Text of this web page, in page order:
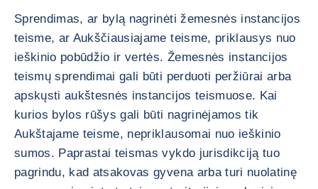
Sprendimas, ar bylą nagrinėti žemesnės instancijos
teisme, ar Aukščiausiajame teisme, priklausys nuo
ieškinio pobūdžio ir vertės. Žemesnės instancijos
teismų sprendimai gali būti perduoti peržiūrai arba
apskųsti aukštesnės instancijos teismuose. Kai
kurios bylos rūšys gali būti nagrinėjamos tik
Aukštajame teisme, nepriklausomai nuo ieškinio
sumos. Paprastai teismas vykdo jurisdikciją tuo
pagrindu, kad atsakovas gyvena arba turi nuolatinę